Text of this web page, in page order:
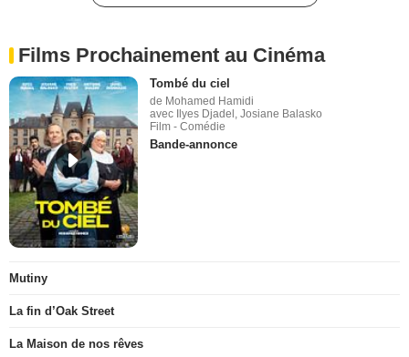
Films Prochainement au Cinéma
Tombé du ciel
de Mohamed Hamidi
avec Ilyes Djadel, Josiane Balasko
Film - Comédie
Bande-annonce
Mutiny
La fin d’Oak Street
La Maison de nos rêves